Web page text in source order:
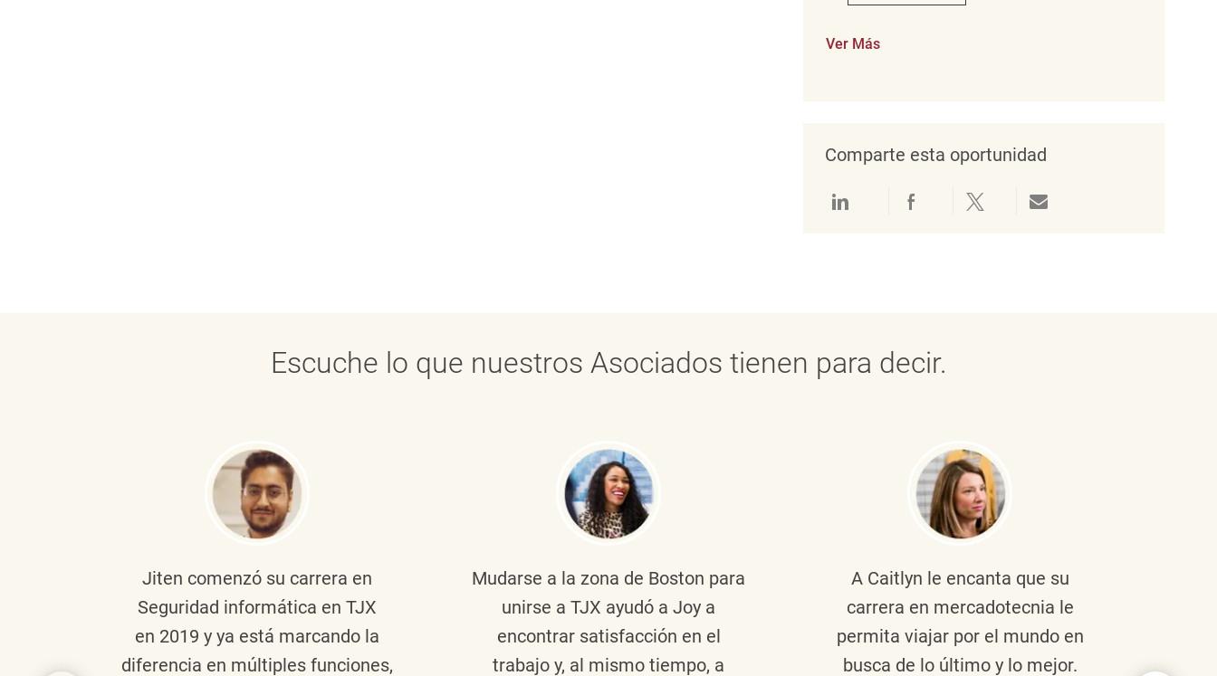
Ver Más
Comparte esta oportunidad
Compartir a través de LinkedIn
Compartir a través de Facebook
Compartir a través de twitter
Compartir por correo
Escuche lo que nuestros Asociados tienen para decir.
Jiten comenzó su carrera en
Seguridad informática en TJX
en 2019 y ya está marcando la
diferencia en múltiples funciones,
Mudarse a la zona de Boston para
unirse a TJX ayudó a Joy a
encontrar satisfacción en el
trabajo y, al mismo tiempo, a
A Caitlyn le encanta que su
carrera en mercadotecnia le
permita viajar por el mundo en
busca de lo último y lo mejor.